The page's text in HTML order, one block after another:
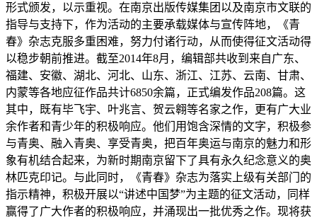
形式颁发，以示重视。在南京出版传媒集团以及南京市文联的
指导与支持下，作为活动的主要承载媒体与宣传阵地，《青
春》杂志克服多重困难，努力付诸行动，从而使得征文活动得
以稳步朝前推进。截至2014年8月，编辑部共收到来自广东、
福建、安徽、湖北、河北、山东、浙江、江苏、云南、甘肃、
内蒙等各地应征作品共计6850余篇，正式编发作品208篇。这
其中，既有毕飞宇、叶兆言、贺云翱等名家之作，更有广大业
余作者和青少年的积极响应。他们用饱含深情的文字，积极参
与青奥、融入青奥、享受青奥，把百年奥运与南京的魅力和形
象有机结合起来，为新时期南京留下了具有永久纪念意义的奥
林匹克印记。与此同时，《青春》杂志为落实上级有关部门的
指示精神，积极开展以“讲述中国梦”为主题的征文活动，同样
赢得了广大作者的积极响应，并涌现出一批优秀之作。现将获